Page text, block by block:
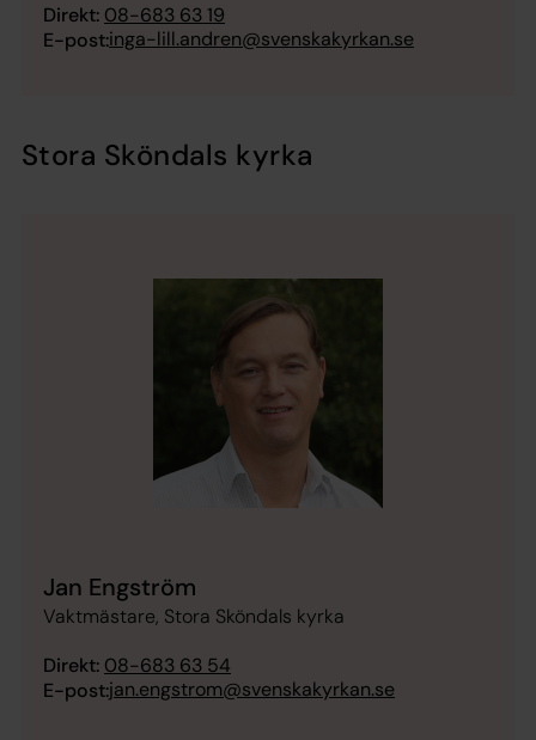
Direkt: 08-683 63 19
E-post:inga-lill.andren@svenskakyrkan.se
Stora Sköndals kyrka
Jan Engström
Vaktmästare, Stora Sköndals kyrka
Direkt: 08-683 63 54
E-post:jan.engstrom@svenskakyrkan.se